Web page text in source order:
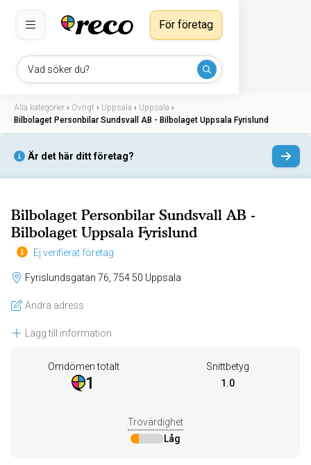
Vad söker du?
För företag
Alla kategorier › Övrigt › Uppsala › Uppsala ›
Bilbolaget Personbilar Sundsvall AB - Bilbolaget Uppsala Fyrislund
Är det här ditt företag?
Bilbolaget Personbilar Sundsvall AB -
Bilbolaget Uppsala Fyrislund
Ej verifierat företag
Fyrislundsgatan 76, 754 50 Uppsala
Ändra adress
Lägg till information
Omdömen totalt
1
Snittbetyg
1.0
Trovärdighet
Låg